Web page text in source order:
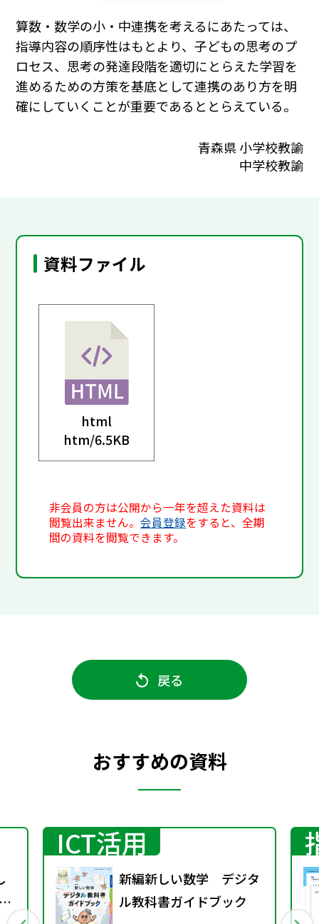
算数・数学の小・中連携を考えるにあたっては、
指導内容の順序性はもとより、子どもの思考のプ
ロセス、思考の発達段階を適切にとらえた学習を
進めるための方策を基底として連携のあり方を明
確にしていくことが重要であるととらえている。
青森県 小学校教諭
中学校教諭
資料ファイル
html
htm/6.5KB
非会員の方は公開から一年を超えた資料は
閲覧出来ません。会員登録をすると、全期
間の資料を閲覧できます。
戻る
おすすめの資料
ICT活用
新編新しい数学 デジタ
ル教科書ガイドブック